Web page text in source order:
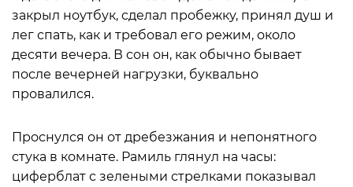
закрыл ноутбук, сделал пробежку, принял душ и
лег спать, как и требовал его режим, около
десяти вечера. В сон он, как обычно бывает
после вечерней нагрузки, буквально
провалился.
Проснулся он от дребезжания и непонятного
стука в комнате. Рамиль глянул на часы:
циферблат с зелеными стрелками показывал